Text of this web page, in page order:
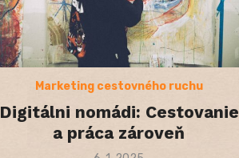
Marketing cestovného ruchu
Digitálni nomádi: Cestovanie
a práca zároveň